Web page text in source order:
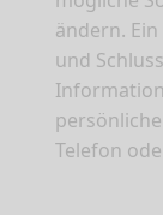
ändern.
und
Telefon